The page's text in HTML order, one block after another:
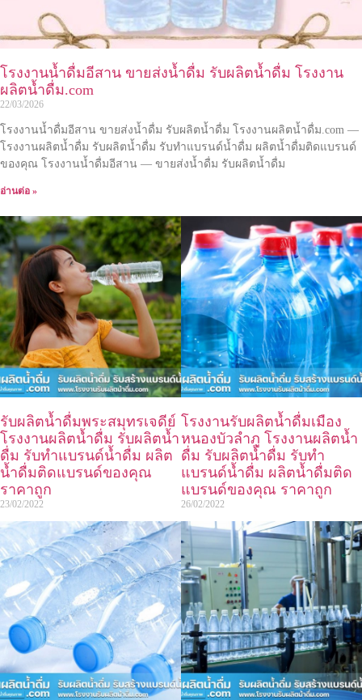
โรงงานน้ำดื่มอีสาน ขายส่งน้ำดื่ม รับผลิตน้ำดื่ม โรงงาน
ผลิตน้ำดื่ม.com
22/03/2026
โรงงานน้ำดื่มอีสาน ขายส่งน้ำดื่ม รับผลิตน้ำดื่ม โรงงานผลิตน้ำดื่ม.com —
โรงงานผลิตน้ำดื่ม รับผลิตน้ำดื่ม รับทำแบรนด์น้ำดื่ม ผลิตน้ำดื่มติดแบรนด์
ของคุณ โรงงานน้ำดื่มอีสาน — ขายส่งน้ำดื่ม รับผลิตน้ำดื่ม
อ่านต่อ »
รับผลิตน้ำดื่มพระสมุทรเจดีย์
โรงงานผลิตน้ำดื่ม รับผลิตน้ำ
ดื่ม รับทำแบรนด์น้ำดื่ม ผลิต
น้ำดื่มติดแบรนด์ของคุณ
ราคาถูก
23/02/2022
โรงงานรับผลิตน้ำดื่มเมือง
หนองบัวลำภู โรงงานผลิตน้ำ
ดื่ม รับผลิตน้ำดื่ม รับทำ
แบรนด์น้ำดื่ม ผลิตน้ำดื่มติด
แบรนด์ของคุณ ราคาถูก
26/02/2022